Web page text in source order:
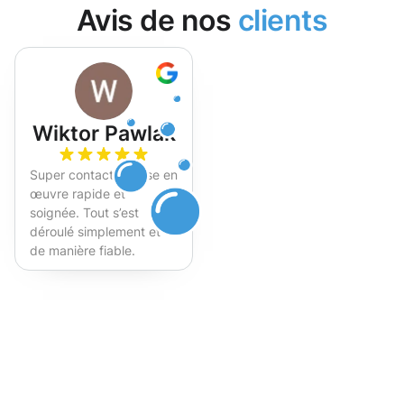
Avis de nos clients
Wiktor Pawlak
Super contact et mise en
œuvre rapide et
soignée. Tout s’est
déroulé simplement et
de manière fiable.
Fortement recommandé !